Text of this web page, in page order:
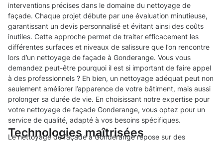
interventions précises dans le domaine du nettoyage de
façade. Chaque projet débute par une évaluation minutieuse,
garantissant un devis personnalisé et évitant ainsi des coûts
inutiles. Cette approche permet de traiter efficacement les
différentes surfaces et niveaux de salissure que l’on rencontre
lors d’un nettoyage de façade à Gonderange. Vous vous
demandez peut-être pourquoi il est si important de faire appel
à des professionnels ? Eh bien, un nettoyage adéquat peut non
seulement améliorer l’apparence de votre bâtiment, mais aussi
prolonger sa durée de vie. En choisissant notre expertise pour
votre nettoyage de façade Gonderange, vous optez pour un
service de qualité, adapté à vos besoins spécifiques.
Technologies maîtrisées
Le nettoyage de façade à Gonderange repose sur des